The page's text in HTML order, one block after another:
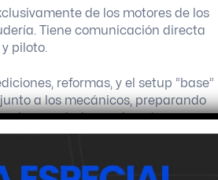
de los motores de los
Tiene comunicación directa
piloto.
reformas, y el setup “base”
a los mecánicos, preparando
la escudería puede optar, en
Tiene comunicación